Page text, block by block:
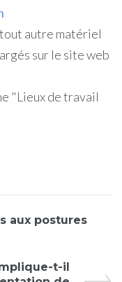
autre matériel
sur le site web
"Lieux de travail
aux postures
t-il